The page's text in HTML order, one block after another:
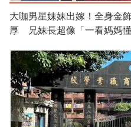
大咖男星妹妹出嫁！全身金
厚 兄妹長超像「一看媽媽